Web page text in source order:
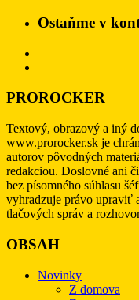
Ostaňme v
PROROCKER
Textový, obrazový a iný
www.prorocker.sk je
autorov pôvodných
redakciou. Doslovné ani
bez písomného súhlasu
vyhradzuje právo upraviť
tlačových správ a
OBSAH
Novinky
Z domova